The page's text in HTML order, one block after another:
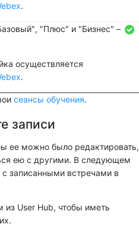
.
"Плюс" и "Бизнес" –
осуществляется
.
сеансы обучения.
записи
ее можно было редактировать,
ею с другими. В следующем
записанными встречами в
User Hub, чтобы иметь